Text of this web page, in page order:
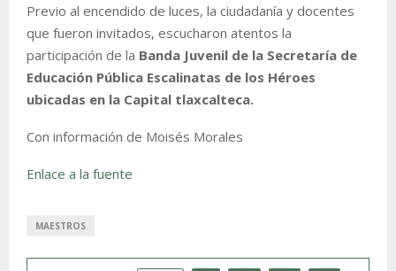
Previo al encendido de luces, la ciudadanía y docentes
que fueron invitados, escucharon atentos la
participación de la Banda Juvenil de la Secretaría de
Educación Pública Escalinatas de los Héroes
ubicadas en la Capital tlaxcalteca.
Con información de Moisés Morales
Enlace a la fuente
MAESTROS